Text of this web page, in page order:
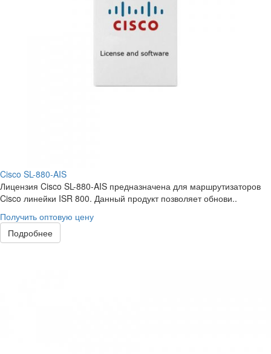
Cisco SL-880-AIS
Лицензия Cisco SL-880-AIS предназначена для маршрутизаторов
Cisco линейки ISR 800. Данный продукт позволяет обнови..
Получить оптовую цену
Подробнее